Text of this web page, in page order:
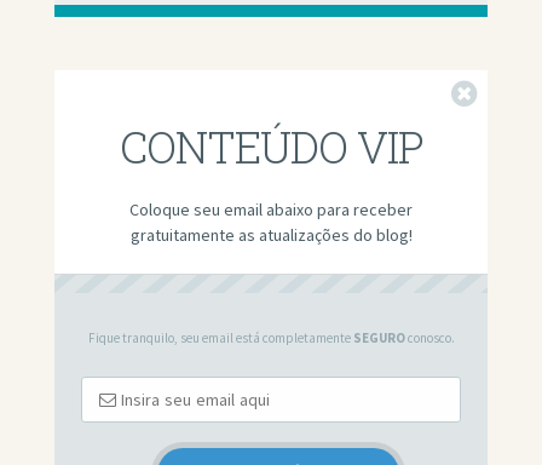
CONTEÚDO VIP
Coloque seu email abaixo para receber
gratuitamente as atualizações do blog!
Fique tranquilo, seu email está completamente SEGUROconosco.